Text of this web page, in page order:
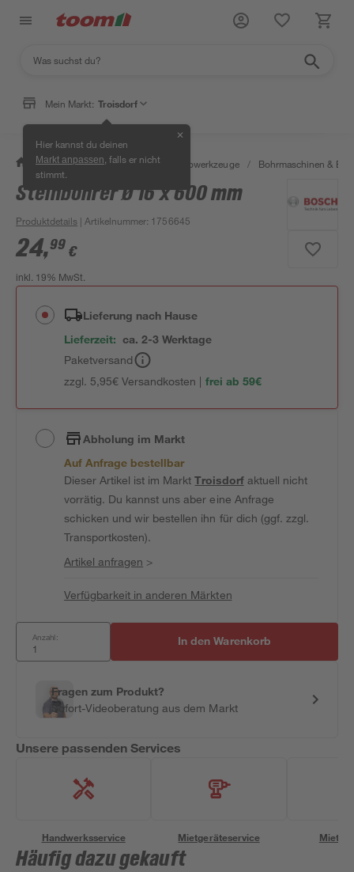
Mein Markt: Troisdorf
Hier kannst du deinen
Markt anpassen , falls er nicht
stimmt.
✕
/ Werkstatt & Maschinen / Elektrowerkzeuge / Bohrmaschinen &
Steinbohrer Ø 16 x 600 mm
Produktdetails | Artikelnummer: 1756645
24,99 €
inkl. 19% MwSt.
Lieferung nach Hause
Lieferzeit: ca. 2-3 Werktage
Paketversand
zzgl. 5,95€ Versandkosten | frei ab 59€
Abholung im Markt
Auf Anfrage bestellbar
Dieser Artikel ist im MarktTroisdorfaktuell nicht
vorrätig. Du kannst uns aber eine Anfrage
schicken und wir bestellen ihn für dich (ggf. zzgl.
Transportkosten).
Artikel anfragen >
Verfügbarkeit in anderen Märkten
Anzahl: In den Warenkorb
Fragen zum Produkt?
Sofort-Videoberatung aus dem Markt
Unsere passenden Services
Handwerksservice Mietgeräteservice
Häufig dazu gekauft